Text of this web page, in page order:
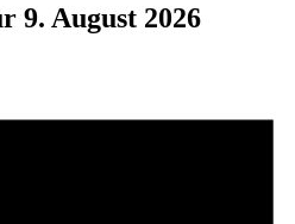
9. August 2026